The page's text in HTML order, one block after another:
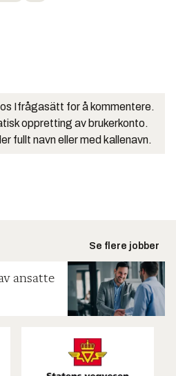
Ifrågasätt for å kommentere.
oppretting av brukerkonto.
fullt navn eller med kallenavn.
Se flere jobber
ansatte